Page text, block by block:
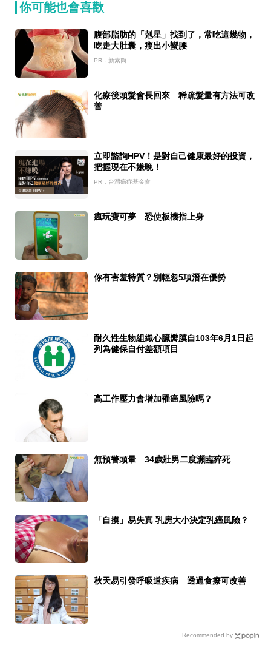
你可能也會喜歡
腹部脂肪的「剋星」找到了，常吃這幾物，
吃走大肚囊，瘦出小蠻腰
PR．新素簡
化療後頭髮會長回來 稀疏髮量有方法可改
善
立即諮詢HPV！是對自己健康最好的投資，
把握現在不嫌晚！
PR．台灣癌症基金會
瘋玩寶可夢 恐使板機指上身
你有害羞特質？別輕忽5項潛在優勢
耐久性生物組織心臟瓣膜自103年6月1日起
列為健保自付差額項目
高工作壓力會增加罹癌風險嗎？
無預警頭暈 34歲壯男二度瀕臨猝死
「自摸」易失真 乳房大小決定乳癌風險？
秋天易引發呼吸道疾病 透過食療可改善
Recommended by